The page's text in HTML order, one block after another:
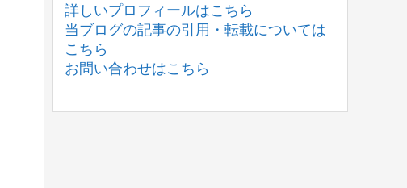
詳しいプロフィールはこちら
当ブログの記事の引用・転載については
こちら
お問い合わせはこちら